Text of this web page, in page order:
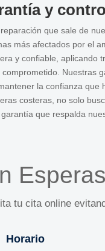
y
que sale de
más afectados por el
y confiable, aplicando
comprometido. Nuestras
la confianza que
costeras, no solo
que respalda
tu cita online
Horario